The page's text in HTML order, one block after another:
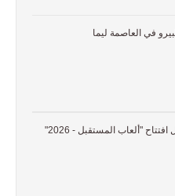
في العاصمة ليما
الرئيس صادر جاباروف يشارك في حفل افتتاح "ألعاب المستقبل - 2026"